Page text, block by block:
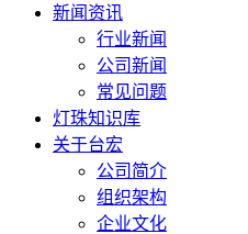
新闻资讯
行业新闻
公司新闻
常见问题
灯珠知识库
关于台宏
公司简介
组织架构
企业文化